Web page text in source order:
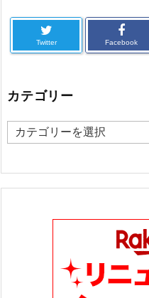
Twitter Facebook
カテゴリー
カ
ゴ